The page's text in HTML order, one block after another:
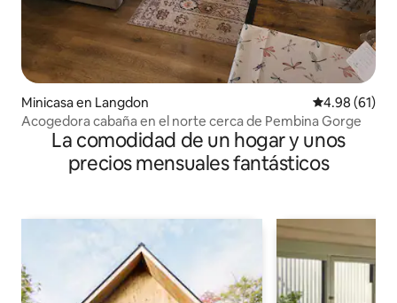
Minicasa en Langdon Calificación
4.98 (61)
Acogedora cabaña en el norte cerca de Pembina Gorge
La comodidad de un hogar y unos
precios mensuales fantásticos